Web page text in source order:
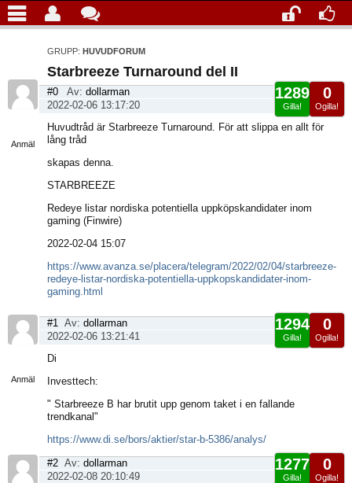
GRUPP: HUVUDFORUM
Anmäl
Starbreeze Turnaround del II
0
Ogilla!
1289
Gilla!
#0 Av: dollarman
2022-02-06 13:17:20
Huvudtråd är Starbreeze Turnaround. För att slippa en allt för
lång tråd
skapas denna.
STARBREEZE
Redeye listar nordiska potentiella uppköpskandidater inom
gaming (Finwire)
2022-02-04 15:07
https://www.avanza.se/placera/telegram/2022/02/04/starbreeze-
redeye-listar-nordiska-potentiella-uppkopskandidater-inom-
gaming.html
Anmäl
0
Ogilla!
1294
Gilla!
#1 Av: dollarman
2022-02-06 13:21:41
Di
Investtech:
" Starbreeze B har brutit upp genom taket i en fallande
trendkanal"
https://www.di.se/bors/aktier/star-b-5386/analys/
0
Ogilla!
1277
Gilla!
#2 Av: dollarman
2022-02-08 20:10:49